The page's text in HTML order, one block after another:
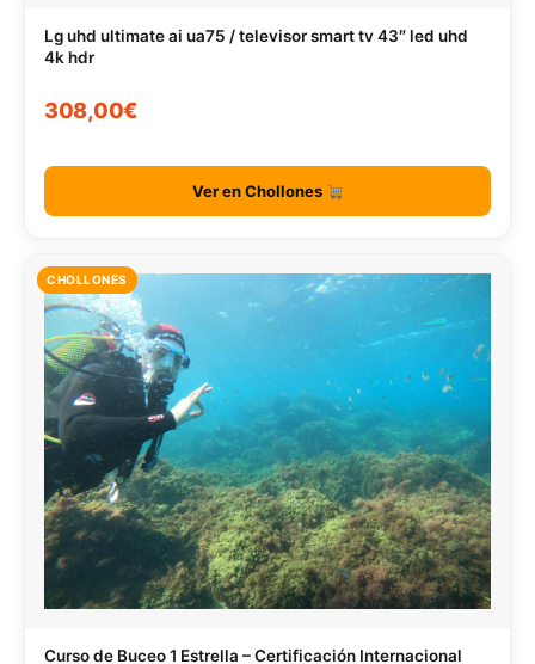
Lg uhd ultimate ai ua75 / televisor smart tv 43″ led uhd
4k hdr
308,00€
Ver en Chollones
CHOLLONES
Curso de Buceo 1 Estrella – Certificación Internacional